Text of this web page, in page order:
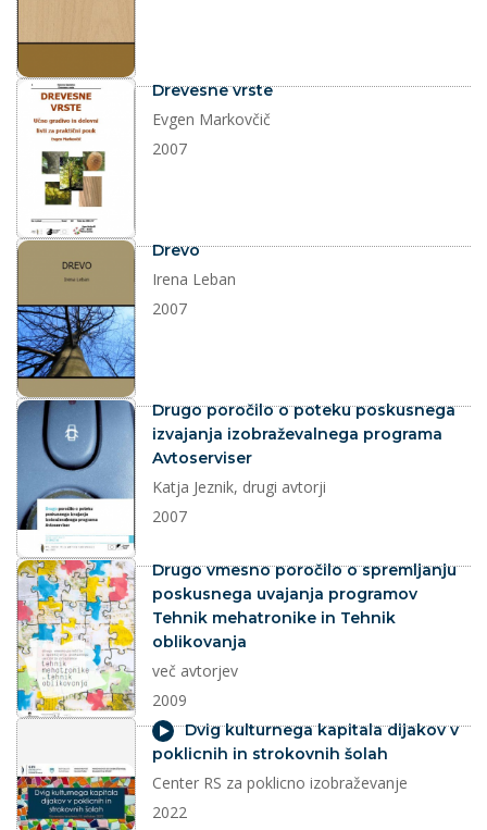
dokument
Drevesne vrste
Evgen Markovčič
2007
dokument
Drevo
Irena Leban
2007
dokument
Drugo poročilo o poteku poskusnega
izvajanja izobraževalnega programa
Avtoserviser
Katja Jeznik, drugi avtorji
2007
dokument
Drugo vmesno poročilo o spremljanju
poskusnega uvajanja programov
Tehnik mehatronike in Tehnik
oblikovanja
več avtorjev
2009
videoDvig kulturnega kapitala dijakov v
poklicnih in strokovnih šolah
Center RS za poklicno izobraževanje
2022